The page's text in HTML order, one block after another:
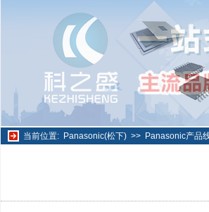
当前位置: Panasonic(松下)>> Panasonic产品